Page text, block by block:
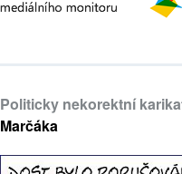
Politicky nekorektní
Marčáka